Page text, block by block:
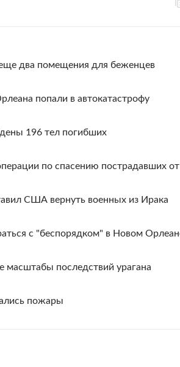
два помещения для беженцев
попали в автокатастрофу
196 тел погибших
по спасению пострадавших от
США вернуть военных из Ирака
с "беспорядком" в Новом
масштабы последствий урагана
пожары